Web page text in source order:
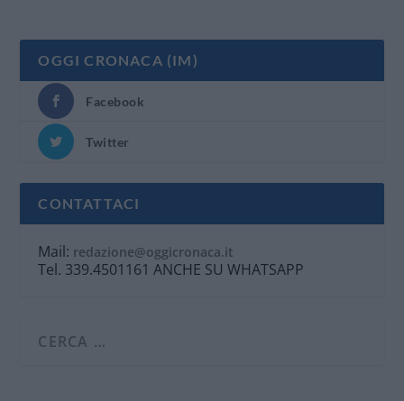
OGGI CRONACA (IM)
Facebook
Twitter
CONTATTACI
Mail: redazione@oggicronaca.it
Tel. 339.4501161 ANCHE SU WHATSAPP